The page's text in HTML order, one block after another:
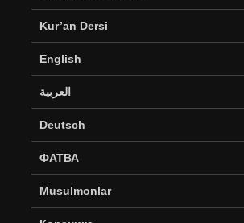
Kur’an Dersi
English
العربية
Deutsch
ФАТВА
Musulmonlar